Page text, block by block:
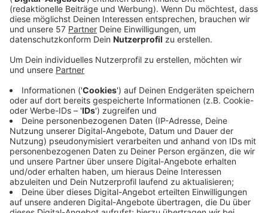
Bei gemeinsamen Personen- und Verkehrskontrollen
haben Bundes- und Landespolizei letzte Woche
(10.-17.6.24) in der Aachener Innenstadt Temposünder
Das steht in der am Mittwoch vorgelegten Bilanz der
Behörden.
Bei den Verkehrskontrollen wurden 293 Fahrzeuge und
657 Personen überprüft. Zwei Personen sind
festgenommen worden, dazu sind noch 7
Strafanzeigen und 36 Ordnungswidrigkeitenanzeigen
angefertigt und weitere 108 Verwarngelder erhoben
worden.
Im Bereich Heinrichsallee haben Beamte in zivil